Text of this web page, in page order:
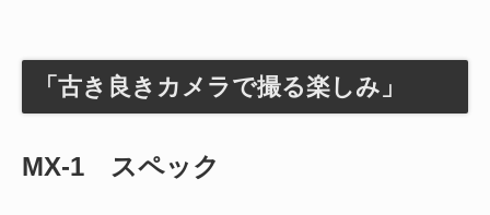
「古き良きカメラで撮る楽しみ」
MX-1 スペック